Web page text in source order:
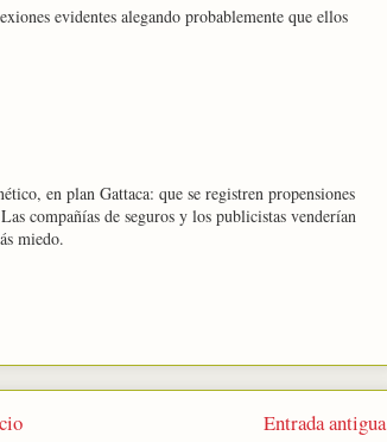
evidentes alegando probablemente que ellos
en plan Gattaca: que se registren propensiones
compañías de seguros y los publicistas venderían
miedo.
Entrada antigua